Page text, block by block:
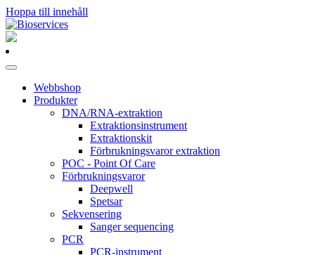
Hoppa till innehåll
Huvudnavigering
Webbshop
Produkter
DNA/RNA-extraktion
Extraktionsinstrument
Extraktionskit
Förbrukningsvaror extraktion
POC - Point Of Care
Förbrukningsvaror
Deepwell
Spetsar
Sekvensering
Sanger sequencing
PCR
PCR-instrument